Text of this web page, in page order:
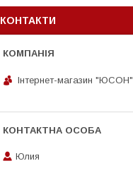
КОНТАКТИ
Інтернет-магазин "ЮСОН"
Юлия